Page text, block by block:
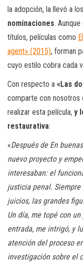
la adopción, la llevó a los
nominaciones.
títulos, películas como
agent» (2015), forman
cuyo estilo cobra cada
Con respecto a «Las
comparte con nosotros
realizar esta película, y
restaurativa:
«Después de En
nuevo proyecto y
interesaban: el
justicia penal.
juicios, las grandes
Un día, me topé con
entrada, me intrigó, y
atención del proceso
investigación sobre el